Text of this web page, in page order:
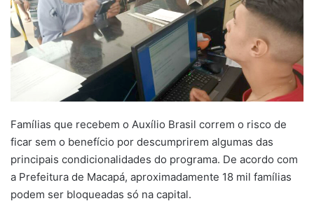
Famílias que recebem o Auxílio Brasil correm o risco de
ficar sem o benefício por descumprirem algumas das
principais condicionalidades do programa. De acordo com
a Prefeitura de Macapá, aproximadamente 18 mil famílias
podem ser bloqueadas só na capital.